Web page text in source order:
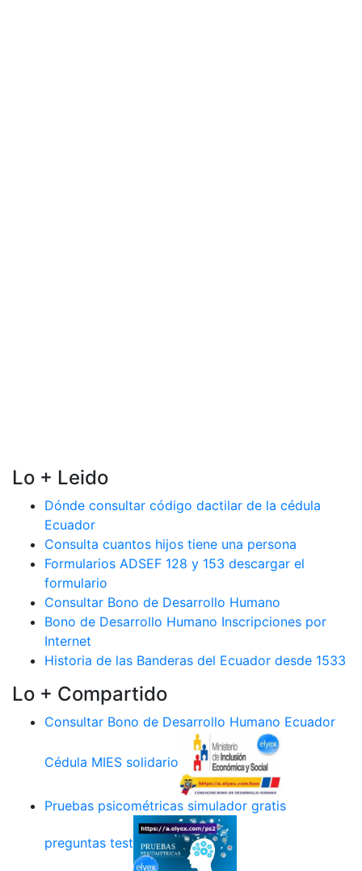
Lo + Leido
Dónde consultar código dactilar de la cédula
Ecuador
Consulta cuantos hijos tiene una persona
Formularios ADSEF 128 y 153 descargar el
formulario
Consultar Bono de Desarrollo Humano
Bono de Desarrollo Humano Inscripciones por
Internet
Historia de las Banderas del Ecuador desde 1533
Lo + Compartido
Consultar Bono de Desarrollo Humano Ecuador
Cédula MIES solidario
Pruebas psicométricas simulador gratis
preguntas test